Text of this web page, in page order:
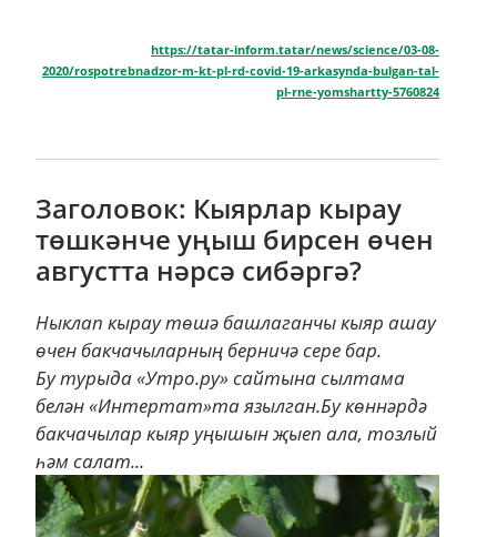
https://tatar-inform.tatar/news/science/03-08-
2020/rospotrebnadzor-m-kt-pl-rd-covid-19-arkasynda-bulgan-tal-
pl-rne-yomshartty-5760824
Заголовок: Кыярлар кырау
төшкәнче уңыш бирсен өчен
августта нәрсә сибәргә?
Ныклап кырау төшә башлаганчы кыяр ашау
өчен бакчачыларның берничә сере бар.
Бу турыда «Утро.ру» сайтына сылтама
белән «Интертат»та язылган.Бу көннәрдә
бакчачылар кыяр уңышын җыеп ала, тозлый
һәм салат...